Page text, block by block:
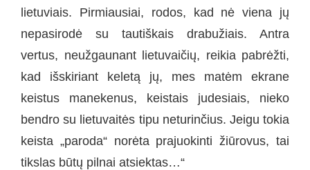
lietuviais. Pirmiausiai, rodos, kad nė viena jų
nepasirodė su tautiškais drabužiais. Antra
vertus, neužgaunant lietuvaičių, reikia pabrėžti,
kad išskiriant keletą jų, mes matėm ekrane
keistus manekenus, keistais judesiais, nieko
bendro su lietuvaitės tipu neturinčius. Jeigu tokia
keista „paroda“ norėta prajuokinti žiūrovus, tai
tikslas būtų pilnai atsiektas…“